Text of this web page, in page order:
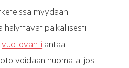
myydään
hälyttävät paikallisesti.
vuotovahti antaa
voidaan huomata, jos